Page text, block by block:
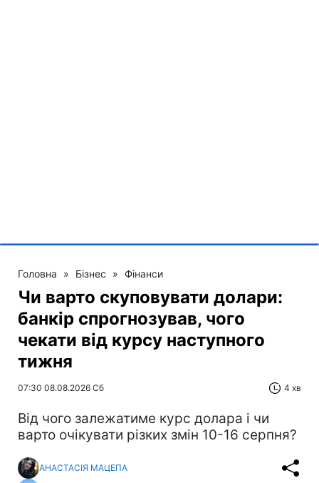
Головна » Бізнес » Фінанси
Чи варто скуповувати долари:
банкір спрогнозував, чого
чекати від курсу наступного
тижня
07:30 08.08.2026 Сб 4 хв
Від чого залежатиме курс долара і чи
варто очікувати різких змін 10-16 серпня?
АНАСТАСІЯ МАЦЕПА